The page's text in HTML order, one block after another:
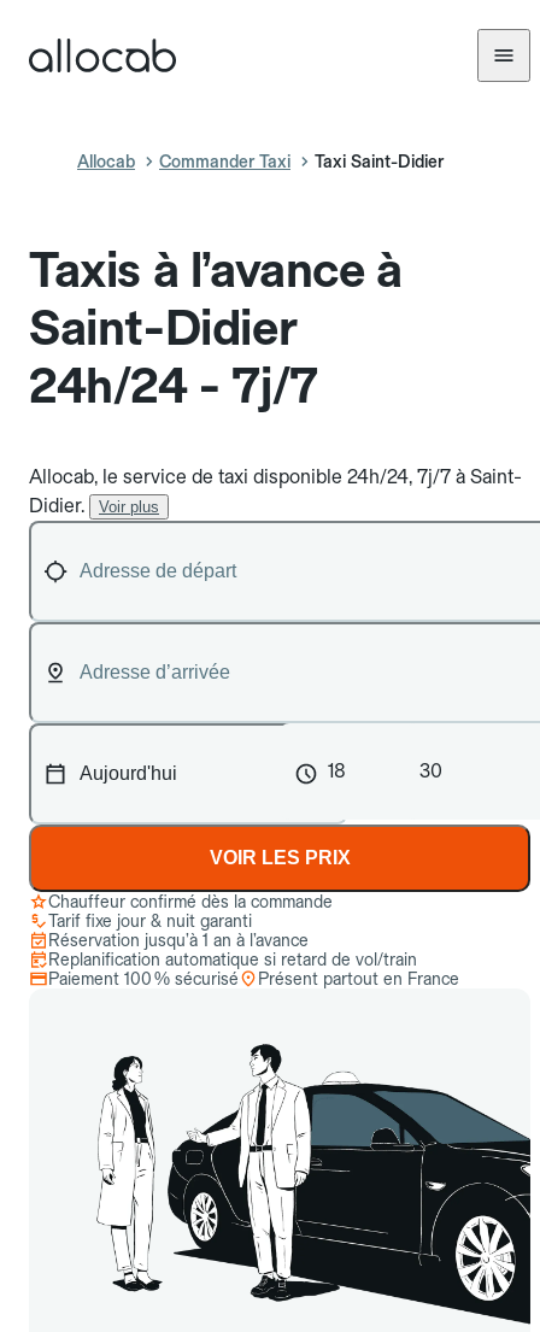
Allocab Commander Taxi Taxi Saint-Didier
Taxis à l’avance à
Saint-Didier
24h/24 - 7j/7
Allocab, le service de taxi disponible 24h/24, 7j/7 à Saint-
Didier.
Voir plus
18 30
VOIR LES PRIX
Chauffeur confirmé dès la commande
Tarif fixe jour & nuit garanti
Réservation jusqu’à 1 an à l’avance
Replanification automatique si retard de vol/train
Paiement 100 % sécurisé
Présent partout en France